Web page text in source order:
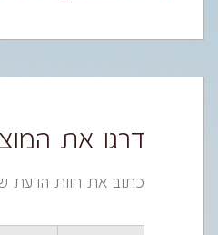
דרגו את
כתוב את חוות הדעת